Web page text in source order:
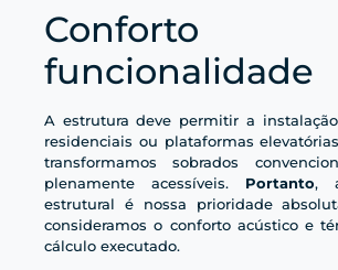
funcionalidade
A estrutura deve permitir a
residenciais ou plataformas
transformamos sobrados
plenamente acessíveis. Portanto,
estrutural é nossa prioridade
consideramos o conforto acústico e
cálculo executado.